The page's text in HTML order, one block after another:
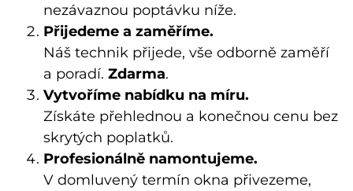
nezávaznou poptávku níže.
Přijedeme a zaměříme.
Náš technik přijede, vše odborně zaměří
a poradí. Zdarma.
Vytvoříme nabídku na míru.
Získáte přehlednou a konečnou cenu bez
skrytých poplatků.
Profesionálně namontujeme.
V domluvený termín okna přivezeme,